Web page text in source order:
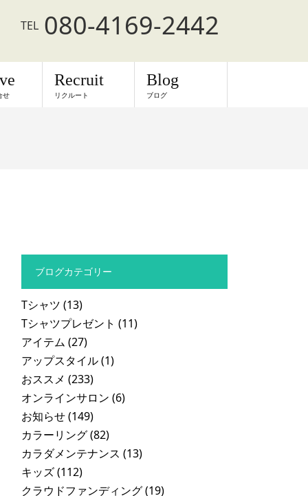
TEL 080-4169-2442
せ
Recruit
リクルート
Blog
ブログ
ブログカテゴリー
Tシャツ (13)
Tシャツプレゼント (11)
アイテム (27)
アップスタイル(1)
おススメ (233)
オンラインサロン (6)
お知らせ(149)
カラーリング(82)
カラダメンテナンス (13)
キッズ(112)
クラウドファンディング(19)